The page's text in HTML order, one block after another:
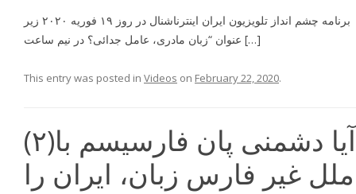
برنامه چشم انداز تلويزيون ايران اينترناشنال در روز ۱۹ فوریه ۲۰۲۰ زير
عنوان “زبان مادرى، عامل جدائى؟ در نيم ساعت […]
This entry was posted in Videos on February 22, 2020.
(۲)آیا دشمنی پان فارسیسم با
ملل غیر فارس زبان، ایران را